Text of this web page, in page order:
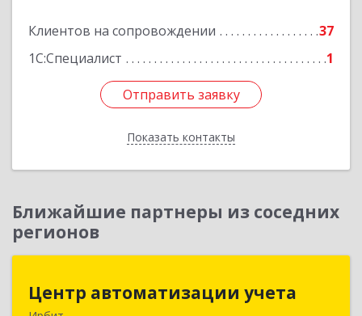
Клиентов на сопровождении
37
1С:Специалист
1
Отправить заявку
Показать контакты
Отправить заявку
Назад
Ближайшие партнеры из соседних
регионов
Центр автоматизации учета